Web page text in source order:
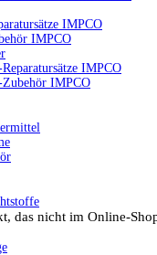
IMPCO
IMPCO
IMPCO
Zubehör IMPCO
das nicht im Online-